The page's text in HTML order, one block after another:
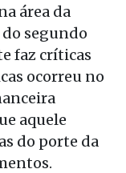
área da
segundo
faz críticas
ocorreu no
aquele
do porte da